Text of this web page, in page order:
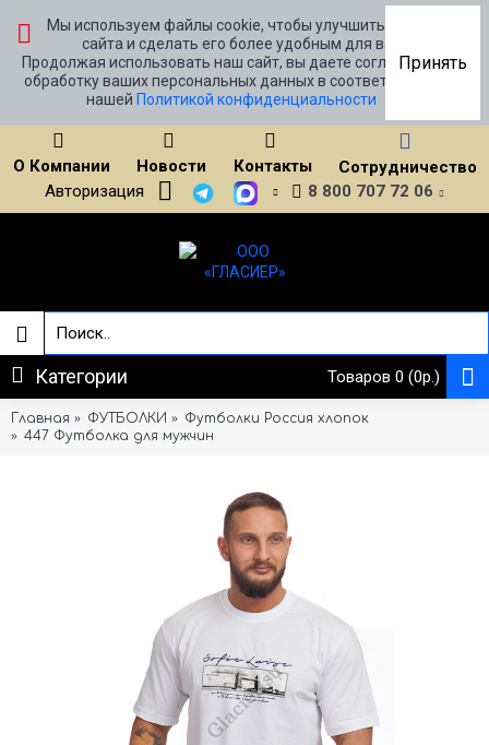
Мы используем файлы cookie, чтобы улучшить работу
сайта и сделать его более удобным для вас.
Продолжая использовать наш сайт, вы даете согласие на
обработку ваших персональных данных в соответствии с
нашей Политикой конфиденциальности
Принять
О Компании Новости Контакты
Сотрудничество
Авторизация
8 800 707 72 06
Товаров 0 (0р.)
Категории
Главная ФУТБОЛКИ
Футболки Россия хлопок
447 Футболка для мужчин